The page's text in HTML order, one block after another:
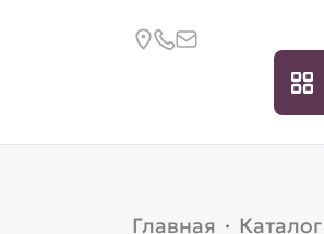
Главная · Каталог